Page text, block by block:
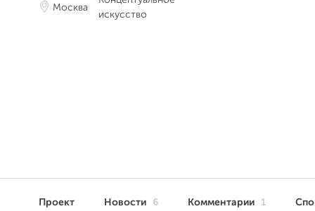
Москва
искусство
Проект Новости 6 Комментарии 1